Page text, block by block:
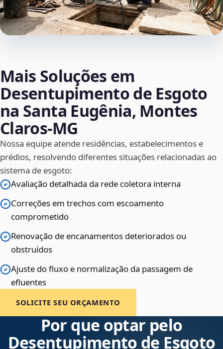
Mais Soluções em
Desentupimento de Esgoto
na Santa Eugênia, Montes
Claros‑MG
Nossa equipe atende residências, estabelecimentos e
prédios, resolvendo diferentes situações relacionadas ao
sistema de esgoto:
Avaliação detalhada da rede coletora interna
Correções em trechos com escoamento
comprometido
Renovação de encanamentos deteriorados ou
obstruídos
Ajuste do fluxo e normalização da passagem de
efluentes
SOLICITE SEU ORÇAMENTO
Por que optar pelo
Desentupimento de Esgoto